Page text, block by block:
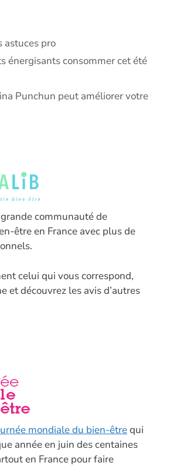
astuces pro
énergisants consommer cet été
Punchun peut améliorer votre
communauté de
être en France avec plus de
celui qui vous correspond,
et découvrez les avis d’autres
mondiale du bien-êtrequi
année en juin des centaines
en France pour faire